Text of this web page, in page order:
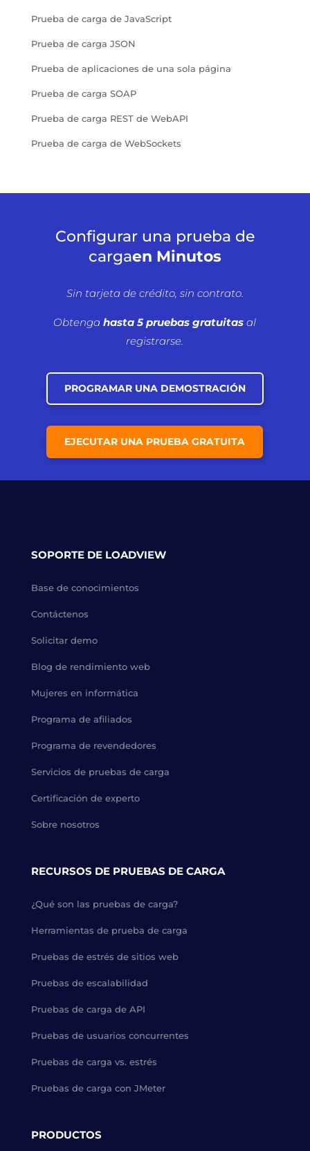
Prueba de carga de JavaScript
Prueba de carga JSON
Prueba de aplicaciones de una sola página
Prueba de carga SOAP
Prueba de carga REST de WebAPI
Prueba de carga de WebSockets
Configurar una prueba de
cargaen Minutos
Sin tarjeta de crédito, sin contrato.
Obtengahasta 5 pruebas gratuitas al
registrarse.
PROGRAMAR UNA DEMOSTRACIÓN
EJECUTAR UNA PRUEBA GRATUITA
SOPORTE DE LOADVIEW
Base de conocimientos
Contáctenos
Solicitar demo
Blog de rendimiento web
Mujeres en informática
Programa de afiliados
Programa de revendedores
Servicios de pruebas de carga
Certificación de experto
Sobre nosotros
RECURSOS DE PRUEBAS DE CARGA
¿Qué son las pruebas de carga?
Herramientas de prueba de carga
Pruebas de estrés de sitios web
Pruebas de escalabilidad
Pruebas de carga de API
Pruebas de usuarios concurrentes
Pruebas de carga vs. estrés
Pruebas de carga con JMeter
PRODUCTOS